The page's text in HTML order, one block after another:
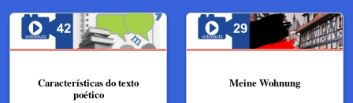
Características do texto
poético
Meine Wohnung